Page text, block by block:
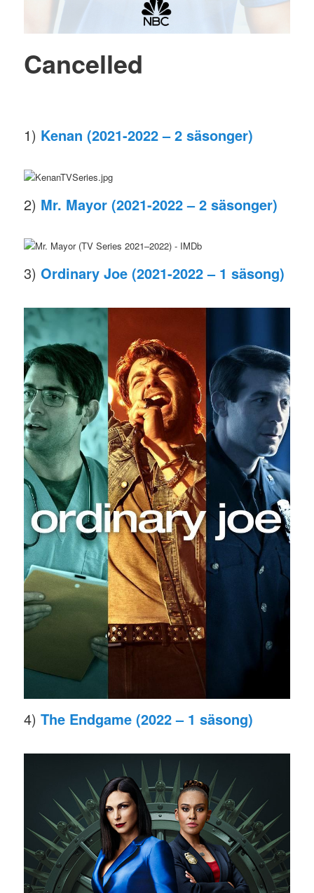
Cancelled
1) Kenan (2021-2022 – 2 säsonger)
2) Mr. Mayor (2021-2022 – 2 säsonger)
3)Ordinary Joe (2021-2022 – 1 säsong)
4)The Endgame (2022 – 1 säsong)